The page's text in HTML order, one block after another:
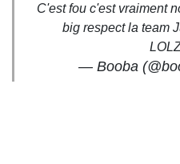
C'est fou c'est vraiment
big respect la team
— Booba